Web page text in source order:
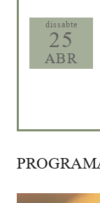
dissabte
25
ABR